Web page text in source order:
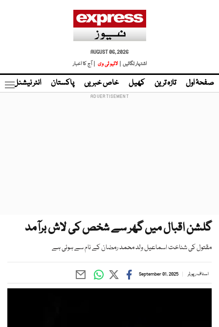
AUGUST 06, 2026
اشتہار لگائیں |
لائیو ٹی وی | آج کا اخبار
صفحۂ اول تازہ ترین کھیل خاص خبریں پاکستان انٹر نیشنل
گلشن اقبال میں گھر سے شخص کی لاش برآمد
مقتول کی شناخت اسماعیل ولد محمد رمضان کے نام سے ہوئی ہے
اسٹاف رپورٹر September 01, 2025